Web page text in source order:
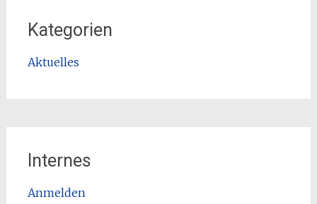
Kategorien
Aktuelles
Internes
Anmelden